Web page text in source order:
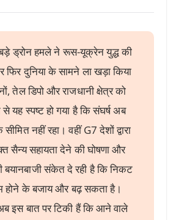
ड्रोन हमले ने रूस-यूक्रेन युद्ध की
फिर दुनिया के सामने ला खड़ा किया
तेल डिपो और राजधानी क्षेत्र को
से यह स्पष्ट हो गया है कि संघर्ष अब
नहीं रहा। वहीं G7 देशों द्वारा
सैन्य सहायता देने की घोषणा और
बयानबाजी संकेत दे रही है कि निकट
होने के बजाय और बढ़ सकता है।
इस बात पर टिकी हैं कि आने वाले